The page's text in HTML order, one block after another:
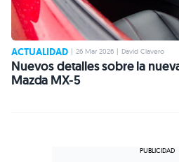
ACTUALIDAD 26 Mar 2026 David Clavero
Nuevos detalles sobre la
Mazda MX-5